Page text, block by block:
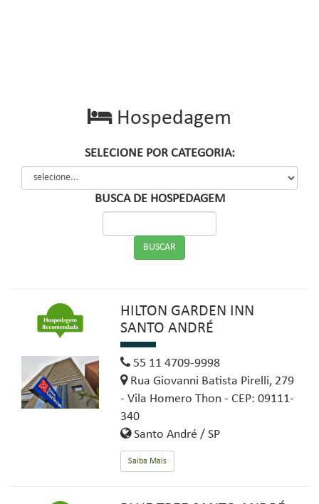
Hospedagem
SELECIONE POR CATEGORIA:
BUSCA DE HOSPEDAGEM
HILTON GARDEN INN
SANTO ANDRÉ
55 11 4709-9998
Rua Giovanni Batista Pirelli, 279
- Vila Homero Thon - CEP: 09111-
340
Santo André / SP
Saiba Mais